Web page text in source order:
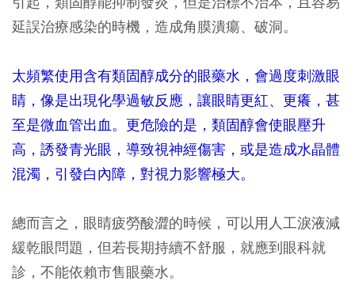
延誤治療感染的時機，造成角膜潰瘍、破洞。
太頻繁使用含有類固醇成分的眼藥水，會過度刺激眼
睛，像是出現化學過敏反應，讓眼睛更紅、更癢，甚
至是微血管出血。更危險的是，類固醇會使眼壓升
高，誘發青光眼，導致視神經傷害，或是造成水晶體
混濁，引發白內障，對視力影響極大。
總而言之，眼睛疲勞酸澀的時候，可以用人工淚液減
緩乾眼問題，但若長期持續不舒服，就應到眼科就
診，不能依賴市售眼藥水。